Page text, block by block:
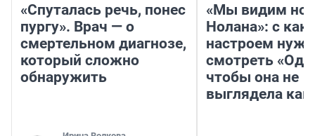
«Спуталась речь, понес
пургу». Врач — о
смертельном диагнозе,
который сложно
обнаружить
«Мы видим
Нолана»: с
настроем
смотреть
чтобы она не
выглядела как